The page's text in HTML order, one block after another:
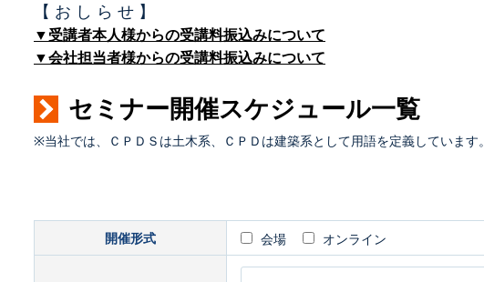
【 お し ら せ 】
▼受講者本人様からの受講料振込みについて
▼会社担当者様からの受講料振込みについて
セミナー開催スケジュール一覧
※当社では、ＣＰＤＳは土木系、ＣＰＤは建築系として用語を定義しています。
開催形式 会場 オンライン